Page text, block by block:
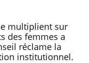
multiplient sur
des femmes a
réclame la
institutionnel.